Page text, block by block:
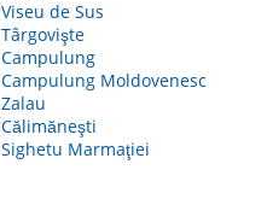
Viseu de Sus
Târgovişte
Campulung
Campulung Moldovenesc
Zalau
Călimăneşti
Sighetu Marmaţiei